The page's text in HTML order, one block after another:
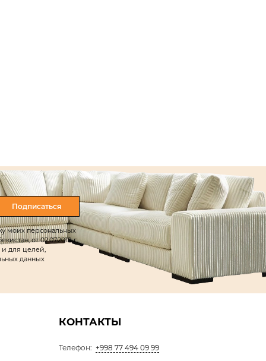
Подписаться
моих персональных
от 02.07.2019 г.
и для целей,
данных
КОНТАКТЫ
Телефон: +998 77 494 09 99